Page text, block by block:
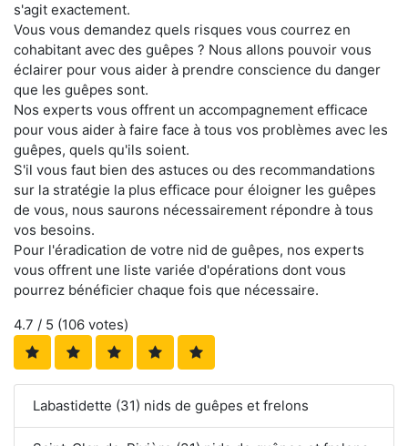
s'agit exactement.
Vous vous demandez quels risques vous courrez en
cohabitant avec des guêpes ? Nous allons pouvoir vous
éclairer pour vous aider à prendre conscience du danger
que les guêpes sont.
Nos experts vous offrent un accompagnement efficace
pour vous aider à faire face à tous vos problèmes avec les
guêpes, quels qu'ils soient.
S'il vous faut bien des astuces ou des recommandations
sur la stratégie la plus efficace pour éloigner les guêpes
de vous, nous saurons nécessairement répondre à tous
vos besoins.
Pour l'éradication de votre nid de guêpes, nos experts
vous offrent une liste variée d'opérations dont vous
pourrez bénéficier chaque fois que nécessaire.
4.7 / 5 (106 votes)
Labastidette (31) nids de guêpes et frelons